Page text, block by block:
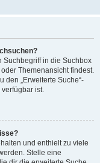
Suchbegriff in die Suchbox
Themenansicht findest.
den „Erweiterte Suche“-
ist.
und enthielt zu viele
Stelle eine